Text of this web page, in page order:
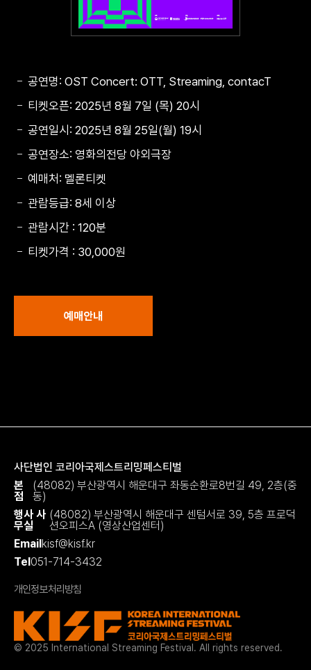
공연명: OST Concert: OTT, Streaming, contacT
티켓오픈: 2025년 8월 7일 (목) 20시
공연일시: 2025년 8월 25일(월) 19시
공연장소: 영화의전당 야외극장
예매처: 멜론티켓
관람등급: 8세 이상
관람시간 : 120분
티켓가격 : 30,000원
예매안내
사단법인 코리아국제스트리밍페스티벌
본
점
(48082) 부산광역시 해운대구 좌동순환로8번길 49, 2층(중
동)
행사 사
무실
(48082) 부산광역시 해운대구 센텀서로 39, 5층 프로덕
션오피스A (영상산업센터)
Emailkisf@kisf.kr
Tel051-714-3432
개인정보처리방침
© 2025 International Streaming Festival. All rights reserved.